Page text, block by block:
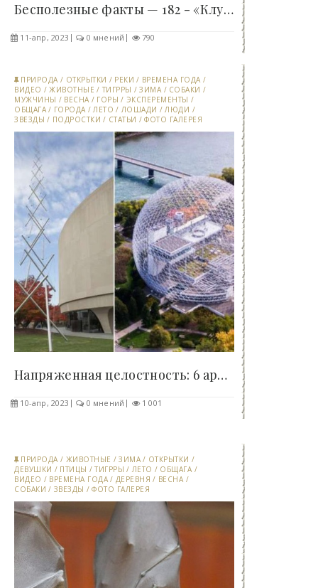
Бесполезные факты — 182 - «Клуб - Юмора»..
11-апр, 2023 0 мнений 790
ПРИРОДА / ОТКРЫТКИ / РЕКИ / ВРЕМЕНА ГОДА /
ВИДЕО /ЖИВОТНЫЕ / ТИГРРЫ /ЗИМА / СОБАКИ /
МУЖЧИНЫ / ВЕСНА / ГОРЫ / ЭКСПЕРЕМЕНТЫ /
ОБЩАГА / ГОРОДА /ЛЕТО / ЛОШАДИ /ЛЮДИ /
ЗВЕЗДЫ / ПОДРОСТКИ / СТАТЬИ /ФОТО ГАЛЕРЕЯ
Напряженная целостность: 6 архитектурных..
10-апр, 2023 0 мнений 1 001
ПРИРОДА / ЖИВОТНЫЕ /ЗИМА / ОТКРЫТКИ /
ДЕВУШКИ / ПТИЦЫ /ТИГРРЫ / ЛЕТО / ОБЩАГА /
ВИДЕО / ВРЕМЕНА ГОДА / ДЕРЕВНЯ / ВЕСНА /
СОБАКИ / ЗВЕЗДЫ /ФОТО ГАЛЕРЕЯ